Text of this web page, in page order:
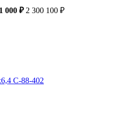
000 ₽ 2 300 100 ₽
С-88-402